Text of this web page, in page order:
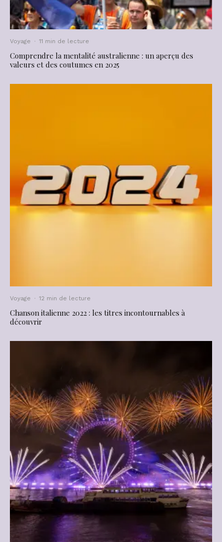
Voyage · 11 min de lecture
Comprendre la mentalité australienne : un aperçu des
valeurs et des coutumes en 2025
Voyage · 12 min de lecture
Chanson italienne 2022 : les titres incontournables à
découvrir